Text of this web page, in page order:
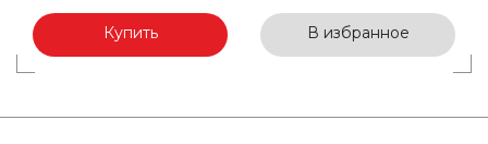
Купить В избранное